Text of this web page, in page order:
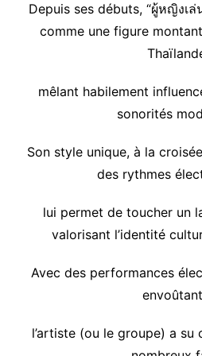
Depuis ses débuts, “ผู้หญิงเล่
comme une figure
mêlant habilement
sonorités
Son style unique, à la
des rythmes
lui permet de toucher un
valorisant l’identité
Avec des performances
l’artiste (ou le groupe) a